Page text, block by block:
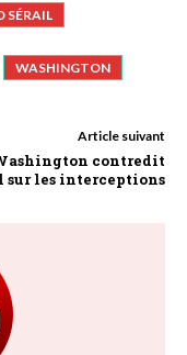
SÉRAIL
WASHINGTON
Article suivant
contredit
sur les interceptions